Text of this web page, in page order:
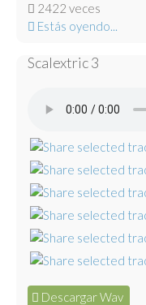
2422 veces
Estás oyendo...
Scalextric 3
Descargar Wav